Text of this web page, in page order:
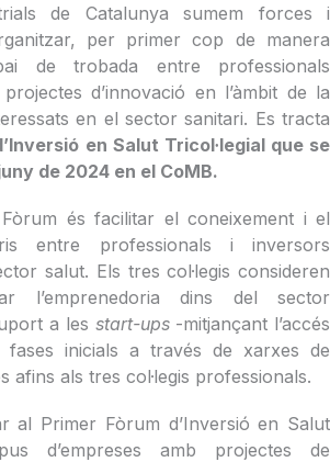
de Catalunya sumem forces i
per primer cop de manera
de trobada entre professionals
d’innovació en l’àmbit de la
en el sector sanitari. Es tracta
en Salut Tricol·legial que se
de 2024 en el CoMB.
Fòrum és facilitar el coneixement i el
entre professionals i inversors
salut. Els tres col·legis consideren
l’emprenedoria dins del sector
a les start-ups-mitjançant l’accés
fases inicials a través de xarxes de
afins als tres col·legis professionals.
al Primer Fòrum d’Inversió en Salut
d’empreses amb projectes de